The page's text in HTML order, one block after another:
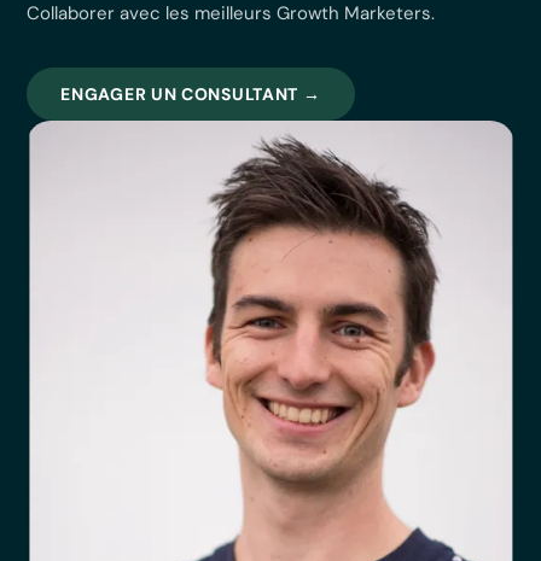
Collaborer avec les meilleurs Growth Marketers.
ENGAGER UN CONSULTANT →